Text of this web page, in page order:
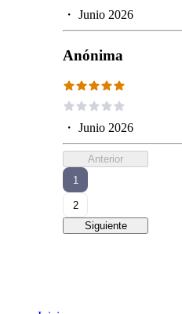
・ Junio 2026
Anónima
・ Junio 2026
Anterior
1
2
Siguiente